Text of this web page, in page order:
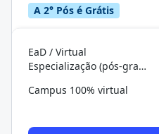
A 2° Pós é Grátis
EaD / Virtual
Especialização (pós-graduação)
Campus 100% virtual